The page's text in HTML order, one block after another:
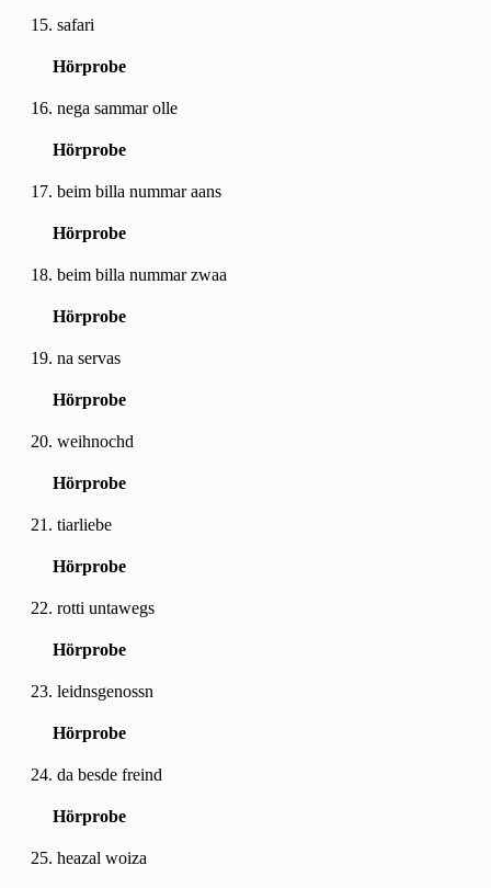
15. safari
Hörprobe
16. nega sammar olle
Hörprobe
17. beim billa nummar aans
Hörprobe
18. beim billa nummar zwaa
Hörprobe
19. na servas
Hörprobe
20. weihnochd
Hörprobe
21. tiarliebe
Hörprobe
22. rotti untawegs
Hörprobe
23. leidnsgenossn
Hörprobe
24. da besde freind
Hörprobe
25. heazal woiza